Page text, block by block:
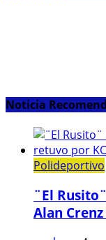
Noticia
Polideportivo
¨El
Alan